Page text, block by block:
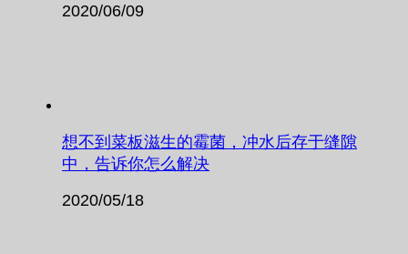
2020/06/09
想不到菜板滋生的霉菌，冲水后存于缝隙
中，告诉你怎么解决
2020/05/18